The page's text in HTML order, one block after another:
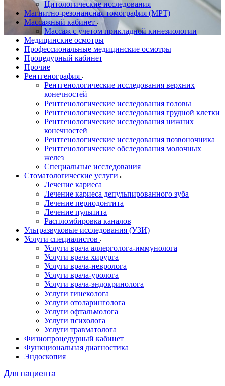
Цитологические исследования
Магнитно-резонансная томография (МРТ)
Массажный кабинет
Массаж с учетом прикладной кинезиологии
Медицинские осмотры
Профессиональные медицинские осмотры
Процедурный кабинет
Прочие
Рентгенография
Рентгенологические исследования верхних
конечностей
Рентгенологические исследования головы
Рентгенологические исследования грудной клетки
Рентгенологические исследования нижних
конечностей
Рентгенологические исследования позвоночника
Рентгенологические обследования молочных
желез
Специальные исследования
Стоматологические услуги
Лечение кариеса
Лечение кариеса депульпированного зуба
Лечение периодонтита
Лечение пульпита
Распломбировка каналов
Ультразвуковые исследования (УЗИ)
Услуги специалистов
Услуги врача аллерголога-иммунолога
Услуги врача хирурга
Услуги врача-невролога
Услуги врача-уролога
Услуги врача-эндокринолога
Услуги гинеколога
Услуги отоларинголога
Услуги офтальмолога
Услуги психолога
Услуги травматолога
Физиопроцедурный кабинет
Функциональная диагностика
Эндоскопия
Для пациента